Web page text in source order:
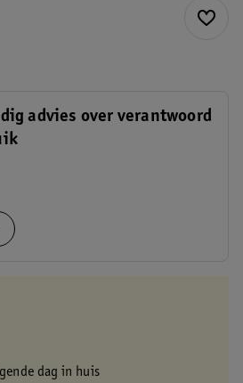
advies over verantwoord
dag in huis